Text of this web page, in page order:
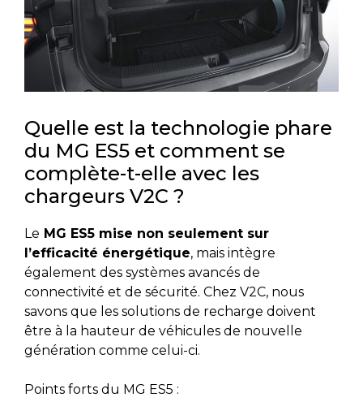
Quelle est la technologie phare
du MG ES5 et comment se
complète-t-elle avec les
chargeurs V2C ?
Le MG ES5 mise non seulement sur
l’efficacité énergétique, mais intègre
également des systèmes avancés de
connectivité et de sécurité. Chez V2C, nous
savons que les solutions de recharge doivent
être à la hauteur de véhicules de nouvelle
génération comme celui-ci.
Points forts du MG ES5 :